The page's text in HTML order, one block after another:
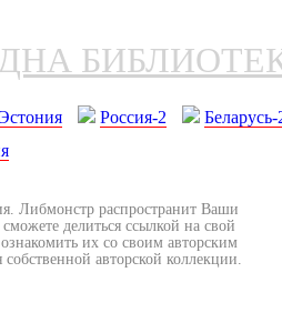
Россия-2
Беларусь-
Либмонстр распространит Ваши
делиться ссылкой на свой
их со своим авторским
авторской коллекции.